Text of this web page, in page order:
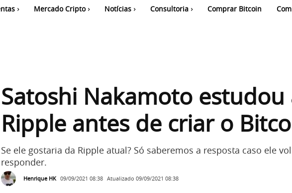
Mercado Cripto Notícias Consultoria Comprar Bitcoin
Satoshi Nakamoto estudou
Ripple antes de criar o
Se ele gostaria da Ripple atual? Só saberemos a resposta caso ele
responder.
Henrique HK 09/09/2021 08:38 Atualizado 09/09/2021 08:38